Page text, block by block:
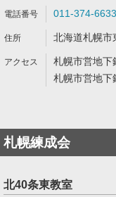
011-374-6633
北海道札幌市
札幌市営地下
札幌市営地下
札幌練成会
北40条東教室